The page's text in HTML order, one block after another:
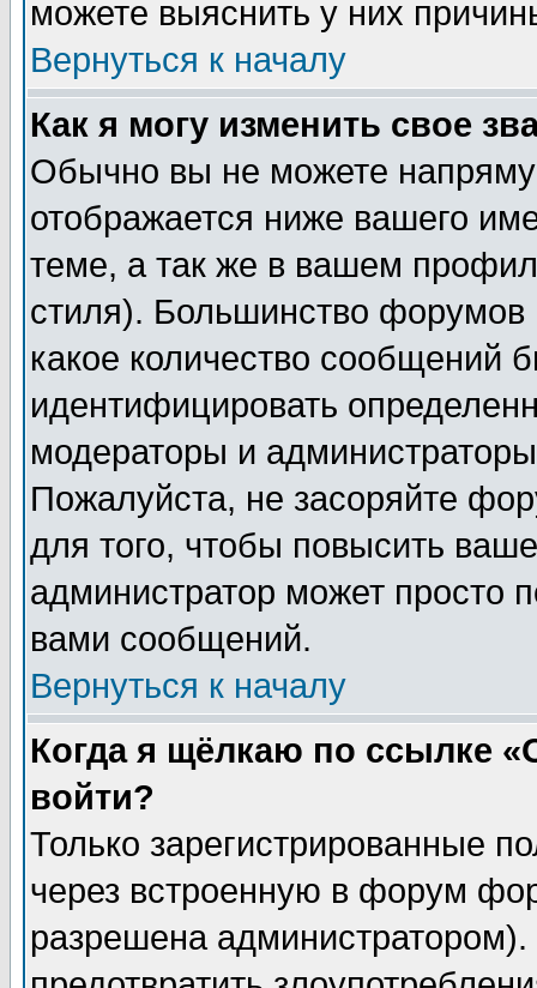
можете выяснить у них
Вернуться к началу
Как я могу изменить свое
Обычно вы не можете
отображается ниже вашего
теме, а так же в вашем
стиля). Большинство форумов
какое количество сообщений
идентифицировать
модераторы и
Пожалуйста, не засоряйте
для того, чтобы повысить
администратор может просто
вами сообщений.
Вернуться к началу
Когда я щёлкаю по ссылке
войти?
Только зарегистрированные
через встроенную в форум
разрешена